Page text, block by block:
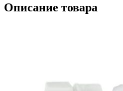
Описание товара